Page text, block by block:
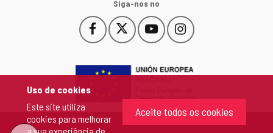
Uso de cookies
Este site utiliza
cookies para melhorar
Aceite todos os cookies
Siga-nos no
Facebook
Este
enlace
abrirá
nueva.
Este
enlace
abrirá
ventana
nueva.
YouTube
Este
enlace
abrirá
ventana
nueva.
Instagram
Este
enlace
abrirá
nueva.